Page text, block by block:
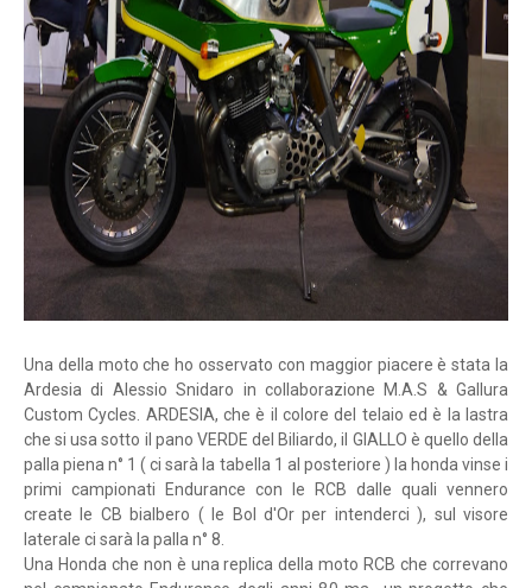
Una della moto che ho osservato con maggior piacere è stata la
Ardesia di Alessio Snidaro in collaborazione M.A.S & Gallura
Custom Cycles. ARDESIA, che è il colore del telaio ed è la lastra
che si usa sotto il pano VERDE del Biliardo, il GIALLO è quello della
palla piena n° 1 ( ci sarà la tabella 1 al posteriore ) la honda vinse i
primi campionati Endurance con le RCB dalle quali vennero
create le CB bialbero ( le Bol d'Or per intenderci ), sul visore
laterale ci sarà la palla n° 8.
Una Honda che non è una replica della moto RCB che correvano